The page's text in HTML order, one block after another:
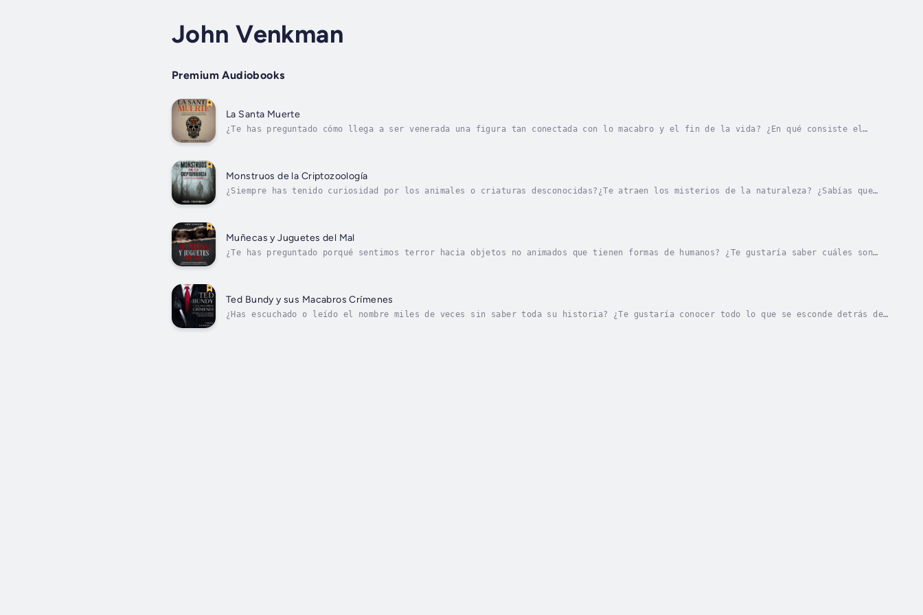
John Venkman
Premium Audiobooks
La Santa Muerte
¿Te has preguntado cómo llega a ser venerada una figura tan conectada con lo macabro y el fin de la vida? ¿En qué consiste el
Monstruos de la Criptozoología
¿Siempre has tenido curiosidad por los animales o criaturas desconocidas?¿Te atraen los misterios de la naturaleza? ¿Sabías que
Muñecas y Juguetes del Mal
¿Te has preguntado porqué sentimos terror hacia objetos no animados que tienen formas de humanos? ¿Te gustaría saber cuáles son
Ted Bundy y sus Macabros Crímenes
¿Has escuchado o leído el nombre miles de veces sin saber toda su historia? ¿Te gustaría conocer todo lo que se esconde detrás de